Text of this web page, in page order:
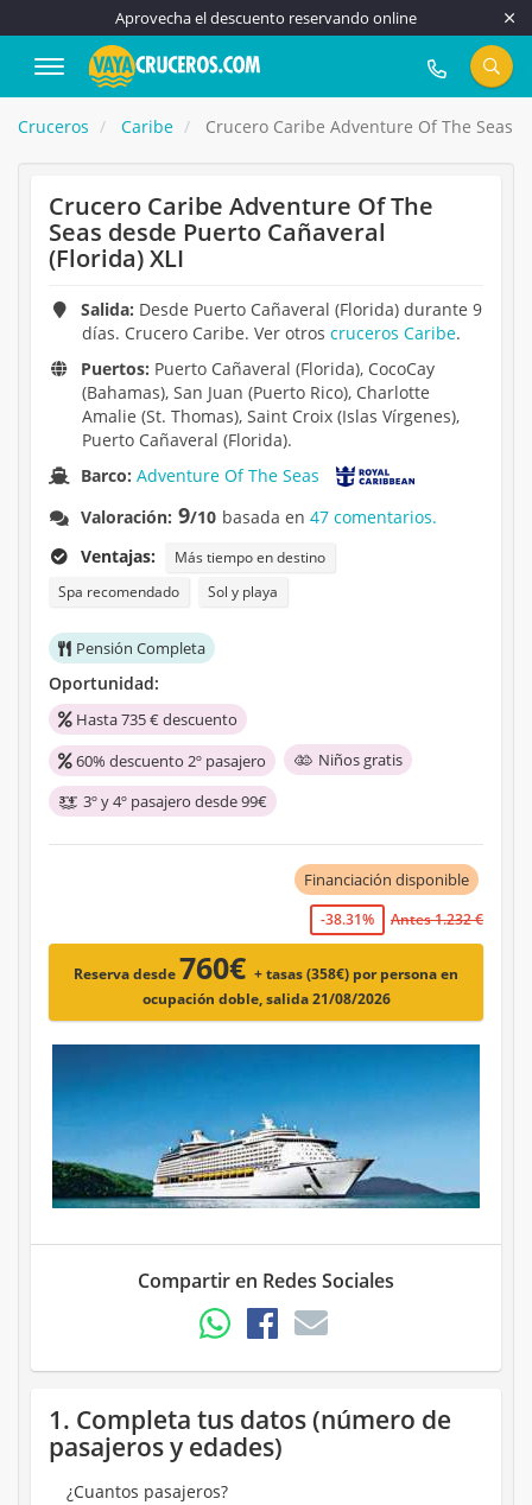
Aprovecha el descuento reservando online
917 815 555
Cruceros Caribe Crucero Caribe Adventure Of The Seas
Crucero Caribe Adventure Of The
Seas desde Puerto Cañaveral
(Florida) XLI
Salida: Desde Puerto Cañaveral (Florida) durante 9
días. Crucero Caribe. Ver otros cruceros Caribe.
Puertos: Puerto Cañaveral (Florida), CocoCay
(Bahamas), San Juan (Puerto Rico), Charlotte
Amalie (St. Thomas), Saint Croix (Islas Vírgenes),
Puerto Cañaveral (Florida).
Barco:Adventure Of The Seas
Valoración: 9/10 basada en47 comentarios.
Ventajas:
Más tiempo en destino
Spa recomendado
Sol y playa
Pensión Completa
Oportunidad:
Hasta 735 € descuento
60% descuento 2º pasajero
Niños gratis
3º y 4º pasajero desde 99€
Financiación disponible
-38.31% Antes 1.232 €
Reserva desde760€ + tasas (358€) por persona en
ocupación doble, salida 21/08/2026
Compartir en Redes Sociales
1. Completa tus datos (número de
pasajeros y edades)
¿Cuantos pasajeros?